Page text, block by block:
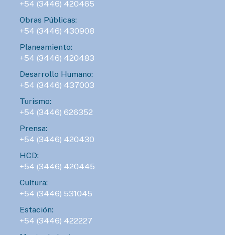
+54 (3446) 420465
Obras Públicas:
+54 (3446) 430908
Planeamiento:
+54 (3446) 420483
Desarrollo Humano:
+54 (3446) 437003
Turismo:
+54 (3446) 626352
Prensa:
+54 (3446) 420430
HCD:
+54 (3446) 420445
Cultura:
+54 (3446) 531045
Estación:
+54 (3446) 422227